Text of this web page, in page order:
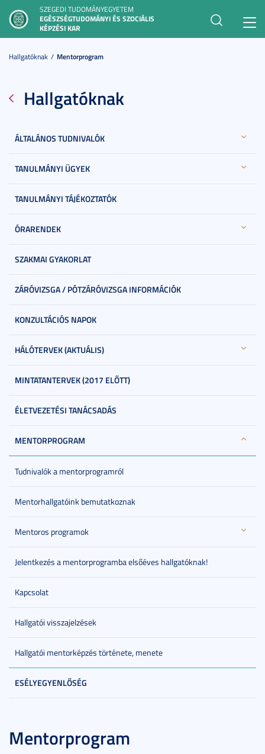
SZEGEDI TUDOMÁNYEGYETEM
EGÉSZSÉGTUDOMÁNYI ÉS SZOCIÁLIS
KÉPZÉSI KAR
Hallgatóknak Mentorprogram
Hallgatóknak
ÁLTALÁNOS TUDNIVALÓK
TANULMÁNYI ÜGYEK
TANULMÁNYI TÁJÉKOZTATÓK
ÓRARENDEK
SZAKMAI GYAKORLAT
ZÁRÓVIZSGA / PÓTZÁRÓVIZSGA INFORMÁCIÓK
KONZULTÁCIÓS NAPOK
HÁLÓTERVEK (AKTUÁLIS)
MINTATANTERVEK (2017 ELŐTT)
ÉLETVEZETÉSI TANÁCSADÁS
MENTORPROGRAM
Tudnivalók a mentorprogramról
Mentorhallgatóink bemutatkoznak
Mentoros programok
Jelentkezés a mentorprogramba elsőéves hallgatóknak!
Kapcsolat
Hallgatói visszajelzések
Hallgatói mentorképzés története, menete
ESÉLYEGYENLŐSÉG
Mentorprogram